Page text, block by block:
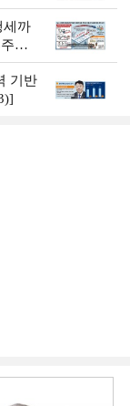
세까
룰
기반